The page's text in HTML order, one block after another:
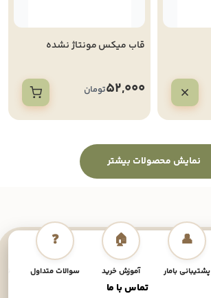
قاب میکس مونتاژ نشده
52,000تومان
نمایش محصولات بیشتر
👤
پشتیبانی بامار
🏠
آموزش خرید
❓
سوالات متداول
تماس با ما